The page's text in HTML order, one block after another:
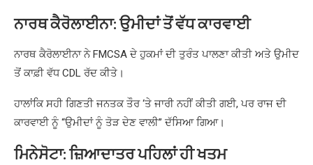
ਨਾਰਥ ਕੈਰੋਲਾਈਨਾ: ਉਮੀਦਾਂ ਤੋਂ ਵੱਧ ਕਾਰਵਾਈ
ਨਾਰਥ ਕੈਰੋਲਾਈਨਾ ਨੇ FMCSA ਦੇ ਹੁਕਮਾਂ ਦੀ ਤੁਰੰਤ ਪਾਲਣਾ ਕੀਤੀ ਅਤੇ ਉਮੀਦ
ਤੋਂ ਕਾਫ਼ੀ ਵੱਧ CDL ਰੱਦ ਕੀਤੇ।
ਹਾਲਾਂਕਿ ਸਹੀ ਗਿਣਤੀ ਜਨਤਕ ਤੌਰ ‘ਤੇ ਜਾਰੀ ਨਹੀਂ ਕੀਤੀ ਗਈ, ਪਰ ਰਾਜ ਦੀ
ਕਾਰਵਾਈ ਨੂੰ “ਉਮੀਦਾਂ ਨੂੰ ਤੋੜ ਦੇਣ ਵਾਲੀ” ਦੱਸਿਆ ਗਿਆ।
ਮਿਨੇਸੋਟਾ: ਜ਼ਿਆਦਾਤਰ ਪਹਿਲਾਂ ਹੀ ਖਤਮ